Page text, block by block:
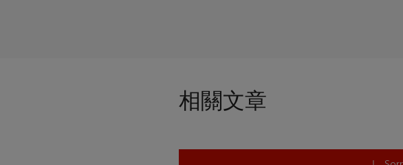
entertainment, as large television audiences
Daumier's personal confrontation with the
of Rabelais's monstrous Gargantua. All three
相關文章